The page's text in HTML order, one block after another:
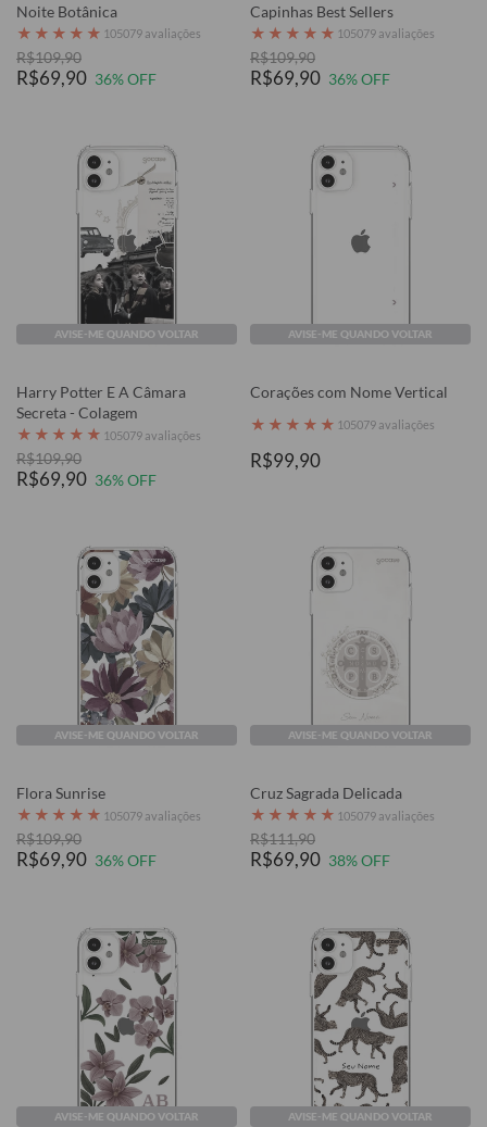
Noite Botânica
★ ★ ★ ★ ★ 105079 avaliações
R$109,90
R$69,90 36% OFF
Capinhas Best Sellers
★ ★ ★ ★ ★ 105079 avaliações
R$109,90
R$69,90 36% OFF
AVISE-ME QUANDO VOLTAR
Harry Potter E A Câmara
Secreta - Colagem
★ ★ ★ ★ ★ 105079 avaliações
R$109,90
R$69,90 36% OFF
AVISE-ME QUANDO VOLTAR
Corações com Nome Vertical
★ ★ ★ ★ ★ 105079 avaliações
R$99,90
AVISE-ME QUANDO VOLTAR
Flora Sunrise
★ ★ ★ ★ ★ 105079 avaliações
R$109,90
R$69,90 36% OFF
AVISE-ME QUANDO VOLTAR
Cruz Sagrada Delicada
★ ★ ★ ★ ★ 105079 avaliações
R$111,90
R$69,90 38% OFF
AVISE-ME QUANDO VOLTAR AVISE-ME QUANDO VOLTAR